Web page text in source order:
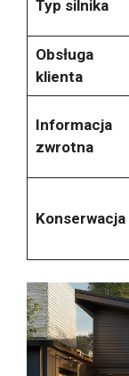
Typ silnika
Obsługa
klienta
Informacja
zwrotna
Konserwacja